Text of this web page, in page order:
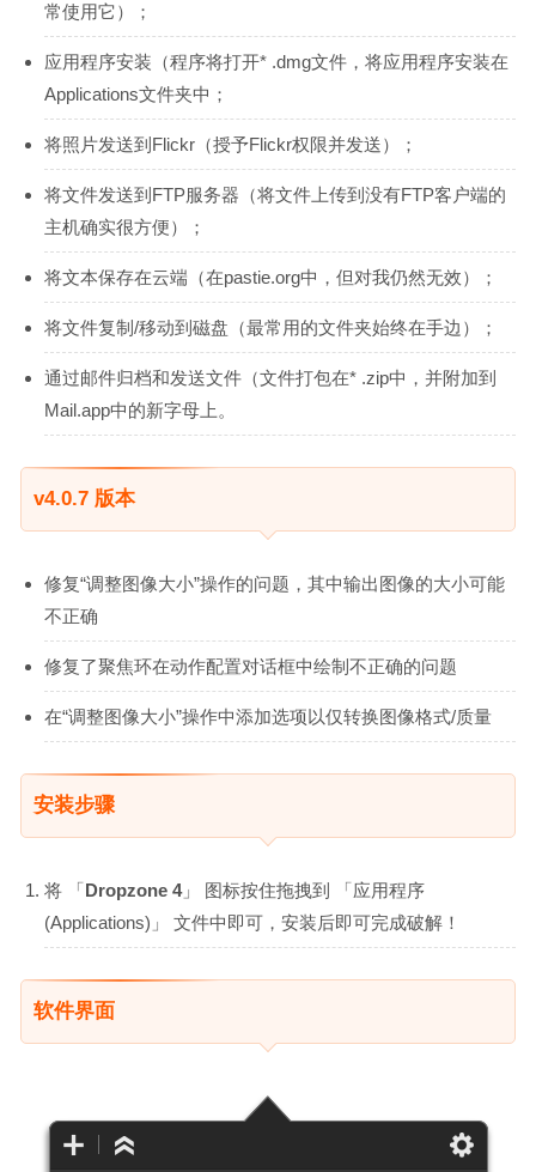
常使用它）；
应用程序安装（程序将打开* .dmg文件，将应用程序安装在
Applications文件夹中；
将照片发送到Flickr（授予Flickr权限并发送）；
将文件发送到FTP服务器（将文件上传到没有FTP客户端的
主机确实很方便）；
将文本保存在云端（在pastie.org中，但对我仍然无效）；
将文件复制/移动到磁盘（最常用的文件夹始终在手边）；
通过邮件归档和发送文件（文件打包在* .zip中，并附加到
Mail.app中的新字母上。
v4.0.7 版本
修复“调整图像大小”操作的问题，其中输出图像的大小可能
不正确
修复了聚焦环在动作配置对话框中绘制不正确的问题
在“调整图像大小”操作中添加选项以仅转换图像格式/质量
安装步骤
将 「Dropzone 4」 图标按住拖拽到 「应用程序
(Applications)」 文件中即可，安装后即可完成破解！
软件界面